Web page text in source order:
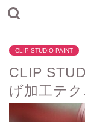
CLIP STUDIO PAINT
CLIP
げ加工テ